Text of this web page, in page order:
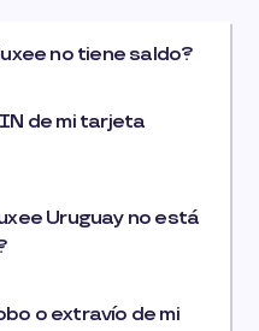
no tiene saldo?
de mi tarjeta
Uruguay no está
o extravío de mi